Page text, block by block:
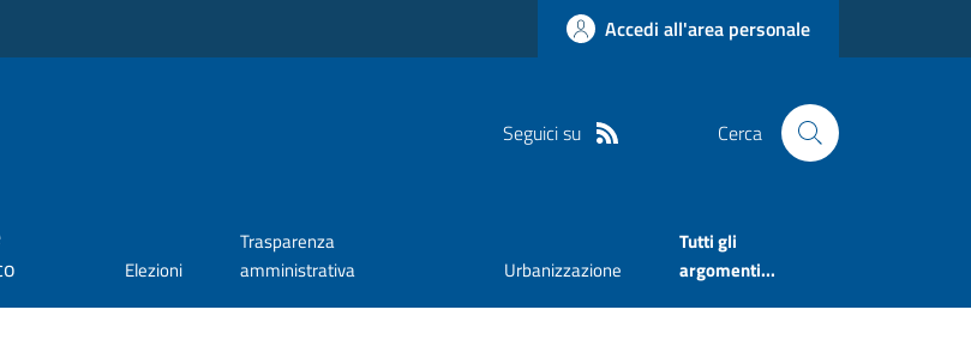
Accedi all'area personale
Seguici su Cerca
Elezioni
Trasparenza
amministrativa
Urbanizzazione
Tutti gli
argomenti...